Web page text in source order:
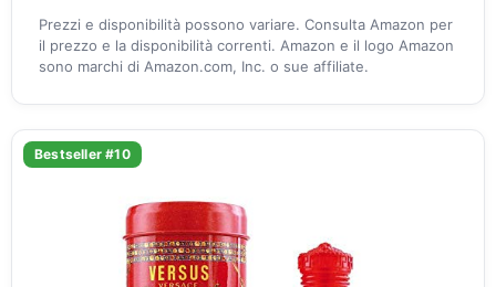
Prezzi e disponibilità possono variare. Consulta Amazon per
il prezzo e la disponibilità correnti. Amazon e il logo Amazon
sono marchi di Amazon.com, Inc. o sue affiliate.
Bestseller #10